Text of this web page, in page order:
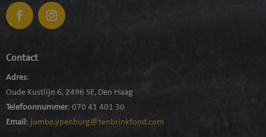
Contact
Adres:
Oude Kustlijn 6, 2496 SE, Den Haag
Telefoonnummer: 070 41 401 30
Email: jumbo.ypenburg@tenbrinkfood.com